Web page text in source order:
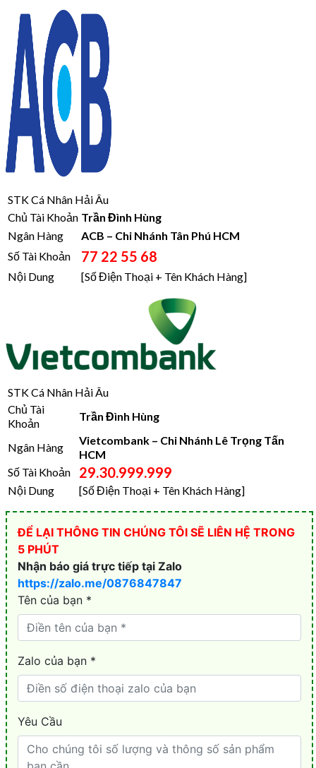
STK Cá Nhân Hải Âu
Chủ Tài Khoản Trần Đình Hùng
Ngân Hàng
ACB – Chi Nhánh Tân Phú HCM
Số Tài Khoản
77 22 55 68
Nội Dung [Số Điện Thoại + Tên Khách Hàng]
STK Cá Nhân Hải Âu
Chủ Tài
Khoản
Trần Đình Hùng
Ngân Hàng
Vietcombank – Chi Nhánh Lê Trọng Tấn
HCM
Số Tài Khoản
29.30.999.999
Nội Dung [Số Điện Thoại + Tên Khách Hàng]